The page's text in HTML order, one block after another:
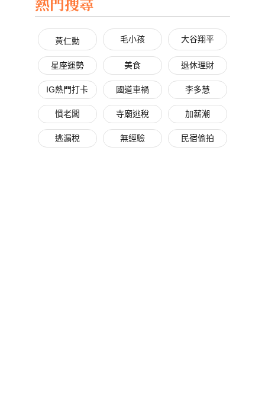
黃仁勳 毛小孩 大谷翔平
星座運勢 美食 退休理財
IG熱門打卡 國道車禍 李多慧
慣老闆 寺廟逃稅 加薪潮
逃漏稅 無經驗 民宿偷拍